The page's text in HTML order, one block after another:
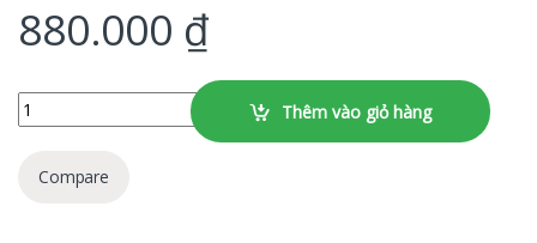
880.000 ₫
Microsoft 365 Business Basic số lượngThêm vào giỏ hàng
Compare